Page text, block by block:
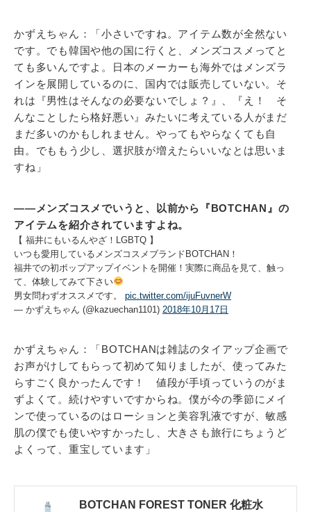
かずえちゃん：「小さいですね。アイテム数が全然ない
です。でも韓国や他の国に行くと、メンズコスメってと
ても多いんですよ。日本のメーカーも海外ではメンズラ
インを展開しているのに、国内では販売していない。そ
れは『男性はそんなの必要ないでしょ？』、『え！ そ
んなことしたら格好悪い』みたいに考えている人がまだ
まだ多いのかもしれません。やってもやらなくても自
由。でももう少し、選択肢が増えたらいいなとは思いま
すね」
――メンズコスメでいうと、以前から『BOTCHAN』の
アイテムを紹介されていますよね。
【 福井にもいるんやざ！LGBTQ 】
いつも愛用しているメンズコスメブランドBOTCHAN！
福井での初ポップアップイベントを開催！実際に商品を見て、触っ
て、体験してみて下さい
男女問わずオススメです。 pic.twitter.com/ijuFuvnerW
— かずえちゃん (@kazuechan1101) 2018年10月17日
かずえちゃん：「BOTCHANは雑誌のタイアップ企画で
お声がけしてもらって初めて知りましたが、使ってみた
らすごく良かったんです！ 値段が手頃っていうのがま
ずよくて。続けやすいですからね。僕が今の季節にメイ
ンで使っているのはローションと美容乳液ですが、敏感
肌の僕でも使いやすかったし、大きさも旅行にちょうど
よくって、重宝しています」
BOTCHAN FOREST TONER 化粧水